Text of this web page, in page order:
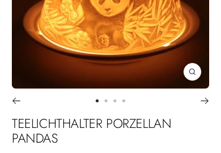
Zoom
Slide
1
Slide
2
Slide
3
Slide
4
TEELICHTHALTER PORZELLAN
PANDAS